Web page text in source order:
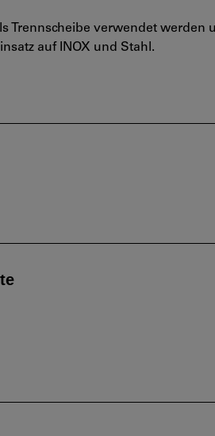
Trennscheibe verwendet
auf INOX und Stahl.